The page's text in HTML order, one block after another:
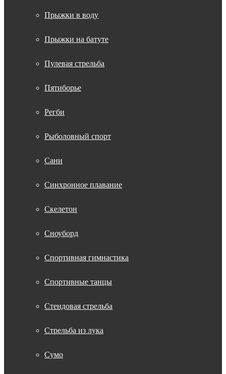
Прыжки в воду
Прыжки на батуте
Пулевая стрельба
Пятиборье
Регби
Рыболовный спорт
Сани
Синхронное плавание
Скелетон
Сноуборд
Спортивная гимнастика
Спортивные танцы
Стендовая стрельба
Стрельба из лука
Сумо